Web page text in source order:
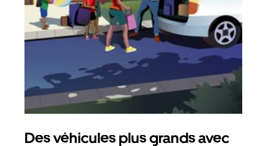
Des véhicules plus grands avec